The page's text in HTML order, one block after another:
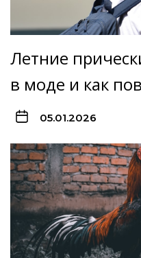
Летние
в моде и как
05.01.2026